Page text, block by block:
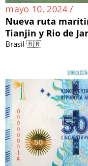
mayo 10, 2024 /
Nueva ruta
Tianjin y Rio de
Brasil 🇧🇷